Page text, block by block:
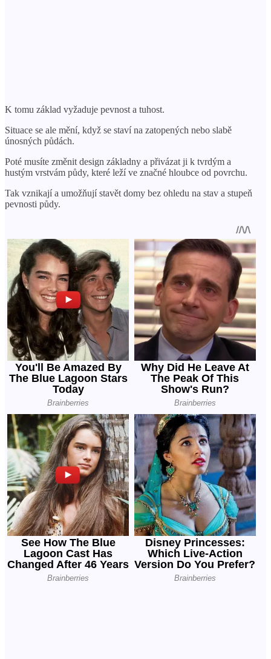
K tomu základ vyžaduje pevnost a tuhost.
Situace se ale mění, když se staví na zatopených nebo slabě
únosných půdách.
Poté musíte změnit design základny a přivázat ji k tvrdým a
hustým vrstvám půdy, které leží ve značné hloubce od povrchu.
Tak vznikají a umožňují stavět domy bez ohledu na stav a stupeň
pevnosti půdy.